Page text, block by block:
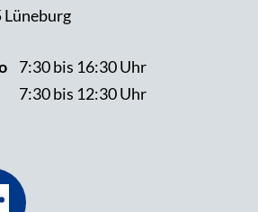
Lüneburg
7:30 bis 16:30 Uhr
7:30 bis 12:30 Uhr